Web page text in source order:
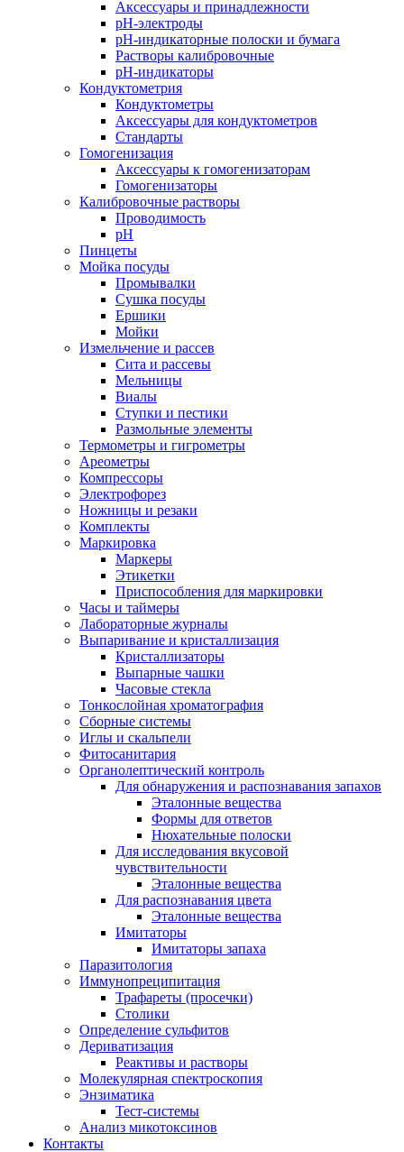
Аксессуары и принадлежности
pH-электроды
pH-индикаторные полоски и бумага
Растворы калибровочные
pH-индикаторы
Кондуктометрия
Кондуктометры
Аксессуары для кондуктометров
Стандарты
Гомогенизация
Аксессуары к гомогенизаторам
Гомогенизаторы
Калибровочные растворы
Проводимость
pH
Пинцеты
Мойка посуды
Промывалки
Сушка посуды
Ершики
Мойки
Измельчение и рассев
Сита и рассевы
Мельницы
Виалы
Ступки и пестики
Размольные элементы
Термометры и гигрометры
Ареометры
Компрессоры
Электрофорез
Ножницы и резаки
Комплекты
Маркировка
Маркеры
Этикетки
Приспособления для маркировки
Часы и таймеры
Лабораторные журналы
Выпаривание и кристаллизация
Кристаллизаторы
Выпарные чашки
Часовые стекла
Тонкослойная хроматография
Сборные системы
Иглы и скальпели
Фитосанитария
Органолептический контроль
Для обнаружения и распознавания запахов
Эталонные вещества
Формы для ответов
Нюхательные полоски
Для исследования вкусовой
чувствительности
Эталонные вещества
Для распознавания цвета
Эталонные вещества
Имитаторы
Имитаторы запаха
Паразитология
Иммунопреципитация
Трафареты (просечки)
Столики
Определение сульфитов
Дериватизация
Реактивы и растворы
Молекулярная спектроскопия
Энзиматика
Тест-системы
Анализ микотоксинов
Контакты